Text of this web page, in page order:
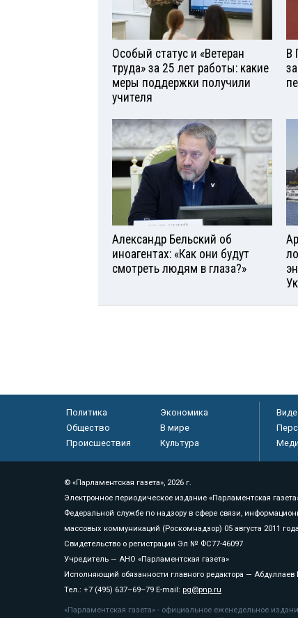
Особый статус и «Ветеран
труда» за 25 лет работы: какие
меры поддержки получили
учителя
В
Александр Бельский об
иноагентах: «Как они будут
смотреть людям в глаза?»
Политика
Экономика
Общество
В мире
Происшествия
Культура
© «Парламентская газета», 2026 г.
Электронное периодическое издание «Парламентская
Федеральной службе по надзору в сфере связи,
массовых коммуникаций (Роскомнадзор) 05 августа 2011
Свидетельство о регистрации Эл № ФС77-46097
Учредитель — АНО «Парламентская газета»
Исполняющий обязанности главного редактора — Абдуллаев
Тел.: +7 (495) 637–69–79 E-mail: pg@pnp.ru
«Парламентская газета» - официальное еженедельное